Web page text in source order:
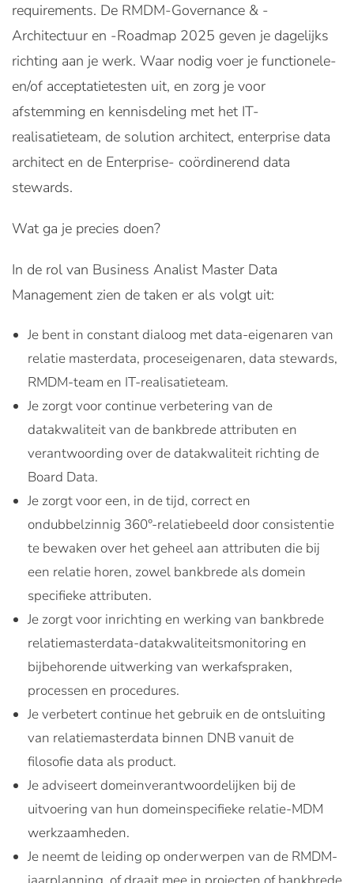
requirements. De RMDM-Governance & -
Architectuur en -Roadmap 2025 geven je dagelijks
richting aan je werk. Waar nodig voer je functionele-
en/of acceptatietesten uit, en zorg je voor
afstemming en kennisdeling met het IT-
realisatieteam, de solution architect, enterprise data
architect en de Enterprise- coördinerend data
stewards.
Wat ga je precies doen?
In de rol van Business Analist Master Data
Management zien de taken er als volgt uit:
Je bent in constant dialoog met data-eigenaren van
relatie masterdata, proceseigenaren, data stewards,
RMDM-team en IT-realisatieteam.
Je zorgt voor continue verbetering van de
datakwaliteit van de bankbrede attributen en
verantwoording over de datakwaliteit richting de
Board Data.
Je zorgt voor een, in de tijd, correct en
ondubbelzinnig 360°-relatiebeeld door consistentie
te bewaken over het geheel aan attributen die bij
een relatie horen, zowel bankbrede als domein
specifieke attributen.
Je zorgt voor inrichting en werking van bankbrede
relatiemasterdata-datakwaliteitsmonitoring en
bijbehorende uitwerking van werkafspraken,
processen en procedures.
Je verbetert continue het gebruik en de ontsluiting
van relatiemasterdata binnen DNB vanuit de
filosofie data als product.
Je adviseert domeinverantwoordelijken bij de
uitvoering van hun domeinspecifieke relatie-MDM
werkzaamheden.
Je neemt de leiding op onderwerpen van de RMDM-